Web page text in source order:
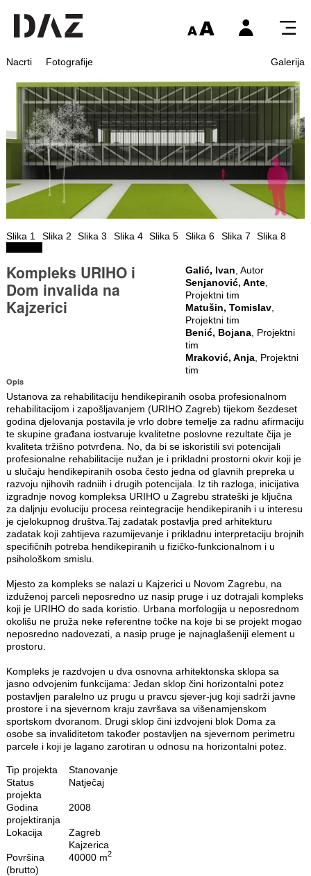
Nacrti Fotografije Galerija
Slika 1 Slika 2 Slika 3 Slika 4 Slika 5 Slika 6 Slika 7 Slika 8
Kompleks URIHO i
Dom invalida na
Kajzerici
Galić, Ivan , Autor
Senjanović, Ante
Projektni tim
Matušin, Tomislav
Projektni tim
Benić, Bojana , Projektni
tim
Mraković, Anja , Projektni
tim
Opis
Ustanova za rehabilitaciju hendikepiranih osoba profesionalnom
rehabilitacijom i zapošljavanjem (URIHO Zagreb) tijekom šezdeset
godina djelovanja postavila je vrlo dobre temelje za radnu afirmaciju
te skupine građana iostvaruje kvalitetne poslovne rezultate čija je
kvaliteta tržišno potvrđena. No, da bi se iskoristili svi potencijali
profesionalne rehabilitacije nužan je i prikladni prostorni okvir koji je
u slučaju hendikepiranih osoba često jedna od glavnih prepreka u
razvoju njihovih radniih i drugih potencijala. Iz tih razloga, inicijativa
izgradnje novog kompleksa URIHO u Zagrebu strateški je ključna
za daljnju evoluciju procesa reintegracije hendikepiranih i u interesu
je cjelokupnog društva.Taj zadatak postavlja pred arhitekturu
zadatak koji zahtijeva razumijevanje i prikladnu interpretaciju brojnih
specifičnih potreba hendikepiranih u fizičko-funkcionalnom i u
psihološkom smislu.
Mjesto za kompleks se nalazi u Kajzerici u Novom Zagrebu, na
izduženoj parceli neposredno uz nasip pruge i uz dotrajali kompleks
koji je URIHO do sada koristio. Urbana morfologija u neposrednom
okolišu ne pruža neke referentne točke na koje bi se projekt mogao
neposredno nadovezati, a nasip pruge je najnaglašeniji element u
prostoru.
Kompleks je razdvojen u dva osnovna arhitektonska sklopa sa
jasno odvojenim funkcijama: Jedan sklop čini horizontalni potez
postavljen paralelno uz prugu u pravcu sjever-jug koji sadrži javne
prostore i na sjevernom kraju završava sa višenamjenskom
sportskom dvoranom. Drugi sklop čini izdvojeni blok Doma za
osobe sa invaliditetom također postavljen na sjevernom perimetru
parcele i koji je lagano zarotiran u odnosu na horizontalni potez.
Tip projekta
Stanovanje
Status
projekta
Natječaj
Godina
projektiranja
2008
Lokacija
Zagreb
Kajzerica
Površina
(brutto)
40000 m2